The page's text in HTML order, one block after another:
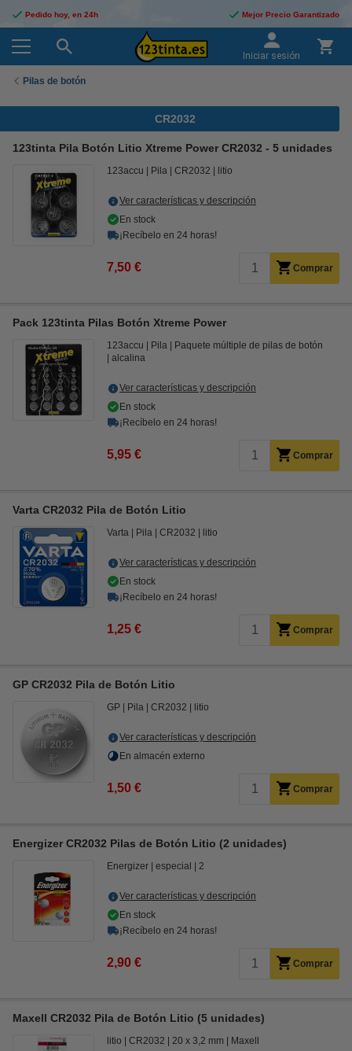
Pedido hoy, en 24h Mejor Precio Garantizado
Iniciar sesión
Pilas de botón
CR2032
123tinta Pila Botón Litio Xtreme Power CR2032 - 5 unidades
123accu Pila CR2032 litio
Ver características y descripción
En stock
¡Recíbelo en 24 horas!
7,50 € Comprar
Pack 123tinta Pilas Botón Xtreme Power
123accu Pila
Paquete múltiple de pilas de botón
alcalina
Ver características y descripción
En stock
¡Recíbelo en 24 horas!
5,95 € Comprar
Varta CR2032 Pila de Botón Litio
Varta Pila CR2032 litio
Ver características y descripción
En stock
¡Recíbelo en 24 horas!
1,25 € Comprar
GP CR2032 Pila de Botón Litio
GP Pila CR2032 litio
Ver características y descripción
En almacén externo
1,50 € Comprar
Energizer CR2032 Pilas de Botón Litio (2 unidades)
Energizer especial 2
Ver características y descripción
En stock
¡Recíbelo en 24 horas!
2,90 € Comprar
Maxell CR2032 Pila de Botón Litio (5 unidades)
litio CR2032 20 x 3,2 mm Maxell